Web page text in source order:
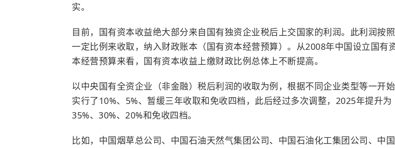
实。
目前，国有资本收益绝大部分来自国有独资企业税后上交国家的利润。此利润按照
一定比例来收取，纳入财政账本（国有资本经营预算）。从2008年中国设立国有
本经营预算来看，国有资本收益上缴财政比例总体上不断提高。
以中央国有全资企业（非金融）税后利润的收取为例，根据不同企业类型等一开始
实行了10%、5%、暂缓三年收取和免收四档，此后经过多次调整，2025年提升为
35%、30%、20%和免收四档。
比如，中国烟草总公司、中国石油天然气集团公司、中国石油化工集团公司、中国